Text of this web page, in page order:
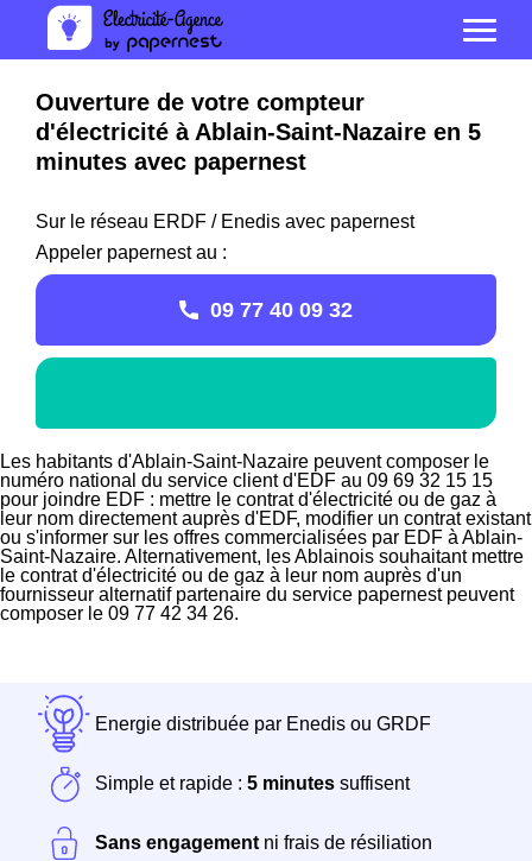
Ouverture de votre compteur
d'électricité à Ablain-Saint-Nazaire en 5
minutes avec papernest
Sur le réseau ERDF / Enedis avec papernest
Appeler papernest au :
09 77 40 09 32
Les habitants d'Ablain-Saint-Nazaire peuvent composer le
numéro national du service client d'EDF au 09 69 32 15 15
pour joindre EDF : mettre le contrat d'électricité ou de gaz à
leur nom directement auprès d'EDF, modifier un contrat existant
ou s'informer sur les offres commercialisées par EDF à Ablain-
Saint-Nazaire. Alternativement, les Ablainois souhaitant mettre
le contrat d'électricité ou de gaz à leur nom auprès d'un
fournisseur alternatif partenaire du service papernest peuvent
composer le 09 77 42 34 26.
Energie distribuée par Enedis ou GRDF
Simple et rapide : 5 minutes suffisent
Sans engagement ni frais de résiliation